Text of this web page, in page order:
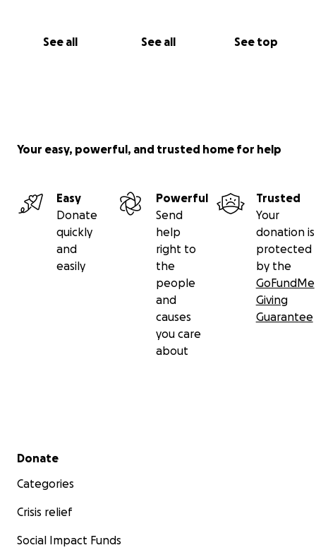
See all See all See top
Your easy, powerful, and trusted home for help
Easy
Donate
quickly
and
easily
Powerful
Send
help
right to
the
people
and
causes
you care
about
Trusted
Your
donation is
protected
by the
GoFundMe
Giving
Guarantee
Secondary menu
Donate
Categories
Crisis relief
Social Impact Funds